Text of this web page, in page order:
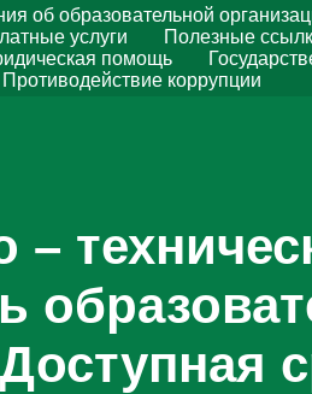
об образовательной
услуги Полезные
помощь
Противодействие коррупции
Доступная